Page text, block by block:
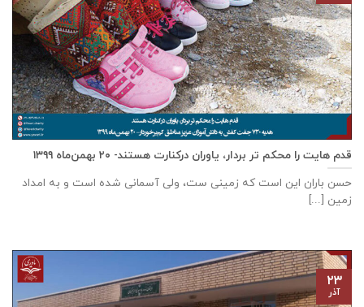
قدم هایت را محکم تر بردار، یاوران درکنارت هستند- ۲۰ بهمن‌ماه ۱۳۹۹
حسن باران این است که زمینی ست، ولی آسمانی شده است و به امداد
زمین [...]
۲۳
آذر